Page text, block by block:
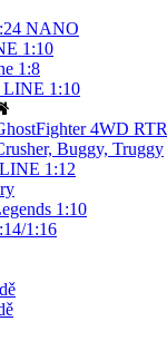
NANO
1:10
1:8
LINE 1:10
4WD RTR
Buggy, Truggy
1:12
1:10
1:16